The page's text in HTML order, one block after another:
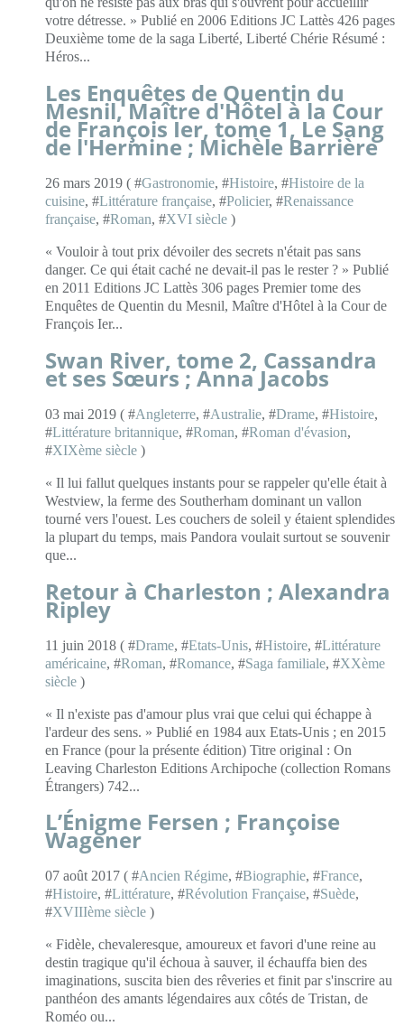
votre détresse. » Publié en 2006 Editions JC Lattès 426 pages
Deuxième tome de la saga Liberté, Liberté Chérie Résumé :
Héros...
Les Enquêtes de Quentin du
Mesnil, Maître d'Hôtel à la Cour
de François Ier, tome 1, Le Sang
de l'Hermine ; Michèle Barrière
26 mars 2019 ( #Gastronomie, #Histoire, #Histoire de la
cuisine, #Littérature française, #Policier, #Renaissance
française, #Roman, #XVI siècle )
« Vouloir à tout prix dévoiler des secrets n'était pas sans
danger. Ce qui était caché ne devait-il pas le rester ? » Publié
en 2011 Editions JC Lattès 306 pages Premier tome des
Enquêtes de Quentin du Mesnil, Maître d'Hôtel à la Cour de
François Ier...
Swan River, tome 2, Cassandra
et ses Sœurs ; Anna Jacobs
03 mai 2019 ( #Angleterre, #Australie, #Drame, #Histoire,
#Littérature britannique, #Roman, #Roman d'évasion,
#XIXème siècle )
« Il lui fallut quelques instants pour se rappeler qu'elle était à
Westview, la ferme des Southerham dominant un vallon
tourné vers l'ouest. Les couchers de soleil y étaient splendides
la plupart du temps, mais Pandora voulait surtout se souvenir
que...
Retour à Charleston ; Alexandra
Ripley
11 juin 2018 ( #Drame, #Etats-Unis, #Histoire, #Littérature
américaine, #Roman, #Romance, #Saga familiale, #XXème
siècle )
« Il n'existe pas d'amour plus vrai que celui qui échappe à
l'ardeur des sens. » Publié en 1984 aux Etats-Unis ; en 2015
en France (pour la présente édition) Titre original : On
Leaving Charleston Editions Archipoche (collection Romans
Étrangers) 742...
L’Énigme Fersen ; Françoise
Wagener
07 août 2017 ( #Ancien Régime, #Biographie, #France,
#Histoire, #Littérature, #Révolution Française, #Suède,
#XVIIIème siècle )
« Fidèle, chevaleresque, amoureux et favori d'une reine au
destin tragique qu'il échoua à sauver, il échauffa bien des
imaginations, suscita bien des rêveries et finit par s'inscrire au
panthéon des amants légendaires aux côtés de Tristan, de
Roméo ou...